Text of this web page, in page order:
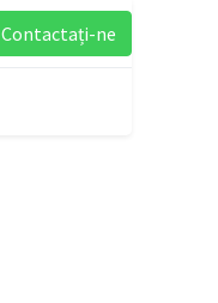
Contactați-ne